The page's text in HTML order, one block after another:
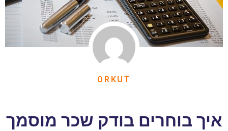
ORKUT
איך בוחרים בודק שכר מוסמך